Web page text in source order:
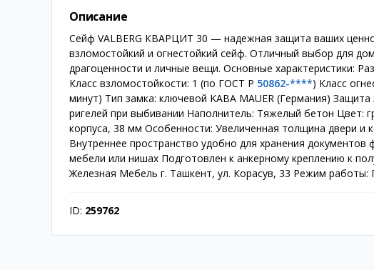
Описание
Сейф VALBERG КВАРЦИТ 30 — надежная защита ваших
взломостойкий и огнестойкий сейф. Отличный выбор для
драгоценности и личные вещи. Основные характеристики:
Класс взломостойкости: 1 (по ГОСТ Р 50862-****) Класс
минут) Тип замка: ключевой KABA MAUER (Германия)
ригелей при выбивании Наполнитель: Тяжелый бетон Цвет:
корпуса, 38 мм Особенности: Увеличенная толщина двери
Внутреннее пространство удобно для хранения
мебели или нишах Подготовлен к анкерному креплению к
Железная Мебель г. Ташкент, ул. Корасув, 33 Режим
ID: 259762